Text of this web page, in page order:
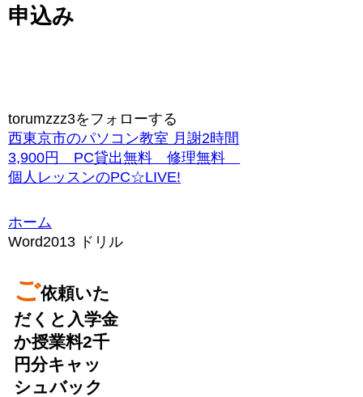
申込み
torumzzz3をフォローする
西東京市のパソコン教室 月謝2時間
3,900円 PC貸出無料 修理無料
個人レッスンのPC☆LIVE!
ホーム
Word2013 ドリル
ご依頼いた
だくと入学金
か授業料2千
円分キャッ
シュバック